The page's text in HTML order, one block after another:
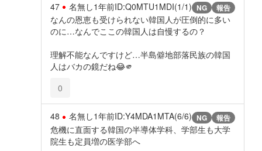
47 名無し1年前ID:Q0MTU1MDI(1/1) NG 報告
なんの恩恵も受けられない韓国人が圧倒的に多い
のに…なんでここの韓国人は自慢するの？
理解不能なんですけど…半島僻地部落民族の韓国
人はバカの鏡だね😂🫵
0
48 名無し1年前ID:Y4MDA1MTA(6/6) NG 報告
危機に直面する韓国の半導体学科、学部生も大学
院生も定員増の医学部へ